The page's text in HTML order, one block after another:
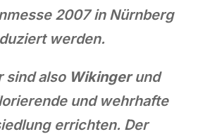
2007 in Nürnberg
werden.
sind also Wikingerund
und wehrhafte
errichten. Der